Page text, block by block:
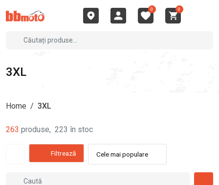
0 0
3XL
Home / 3XL
263 produse, 223 în stoc
Filtrează Cele mai populare